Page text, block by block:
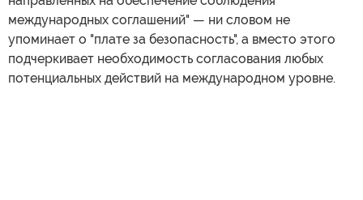
международных соглашений" — ни словом не
упоминает о "плате за безопасность", а вместо этого
подчеркивает необходимость согласования любых
потенциальных действий на международном уровне.